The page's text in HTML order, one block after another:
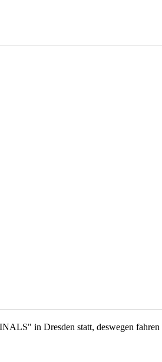
in Dresden statt, deswegen